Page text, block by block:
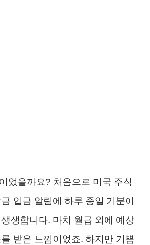
었을까요? 처음으로 미국 주식
입금 알림에 하루 종일 기분이
생합니다. 마치 월급 외에 예상
받은 느낌이었죠. 하지만 기쁨